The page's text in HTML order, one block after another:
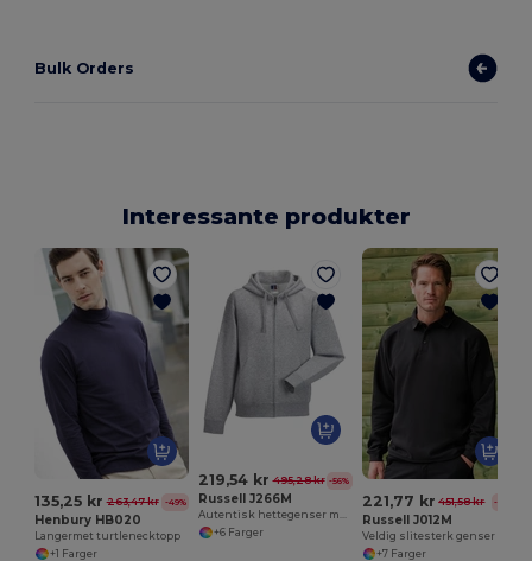
Bulk Orders
Interessante produkter
135,25 kr 263,47 kr -49%
Henbury HB020
Langermet turtlenecktopp
+1 Farger
219,54 kr 495,28 kr -56%
Russell J266M
Autentisk hettegenser med glidelås
+6 Farger
221,77 kr 451,58 kr -51%
Russell J012M
+7 Farger